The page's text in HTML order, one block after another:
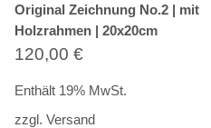
Original Zeichnung No.2 | mit
Holzrahmen | 20x20cm
120,00 €
Enthält 19% MwSt.
zzgl. Versand